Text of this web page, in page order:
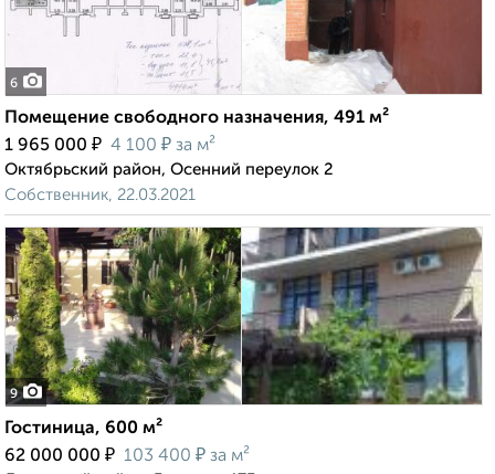
6
Помещение свободного назначения, 491 м²
1 965 000 ₽ 4 100 ₽ за м²
Октябрьский район, Осенний переулок 2
Собственник, 22.03.2021
9
Гостиница, 600 м²
62 000 000 ₽ 103 400 ₽ за м²